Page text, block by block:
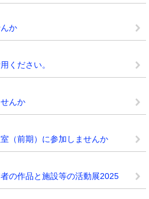
か
ください。
んか
（前期）に参加しませんか
の作品と施設等の活動展2025